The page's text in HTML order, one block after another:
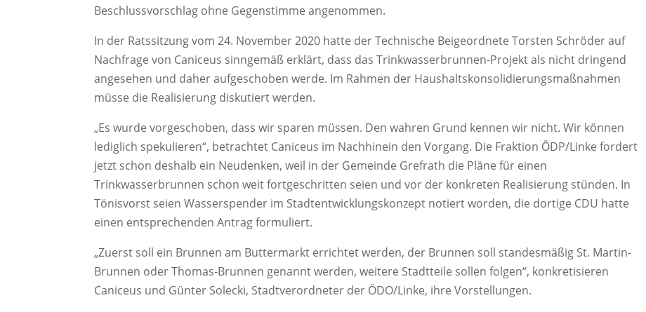
Beschlussvorschlag ohne Gegenstimme angenommen.
In der Ratssitzung vom 24. November 2020 hatte der Technische Beigeordnete Torsten Schröder auf
Nachfrage von Caniceus sinngemäß erklärt, dass das Trinkwasserbrunnen-Projekt als nicht dringend
angesehen und daher aufgeschoben werde. Im Rahmen der Haushaltskonsolidierungsmaßnahmen
müsse die Realisierung diskutiert werden.
„Es wurde vorgeschoben, dass wir sparen müssen. Den wahren Grund kennen wir nicht. Wir können
lediglich spekulieren“, betrachtet Caniceus im Nachhinein den Vorgang. Die Fraktion ÖDP/Linke fordert
jetzt schon deshalb ein Neudenken, weil in der Gemeinde Grefrath die Pläne für einen
Trinkwasserbrunnen schon weit fortgeschritten seien und vor der konkreten Realisierung stünden. In
Tönisvorst seien Wasserspender im Stadtentwicklungskonzept notiert worden, die dortige CDU hatte
einen entsprechenden Antrag formuliert.
„Zuerst soll ein Brunnen am Buttermarkt errichtet werden, der Brunnen soll standesmäßig St. Martin-
Brunnen oder Thomas-Brunnen genannt werden, weitere Stadtteile sollen folgen“, konkretisieren
Caniceus und Günter Solecki, Stadtverordneter der ÖDO/Linke, ihre Vorstellungen.